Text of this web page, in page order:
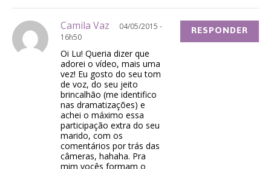
Camila Vaz
04/05/2015 -
16h50
Oi Lu! Queria dizer que
adorei o vídeo, mais uma
vez! Eu gosto do seu tom
de voz, do seu jeito
brincalhão (me identifico
nas dramatizações) e
achei o máximo essa
participação extra do seu
marido, com os
comentários por trás das
câmeras, hahaha. Pra
mim vocês formam o
RESPONDER